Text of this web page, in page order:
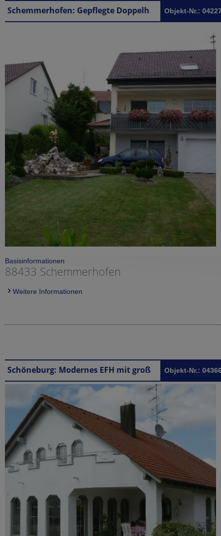
Objekt-Nr.:
Basisinformationen
88433 Schemmerhofen
Weitere Informationen
Objekt-Nr.: